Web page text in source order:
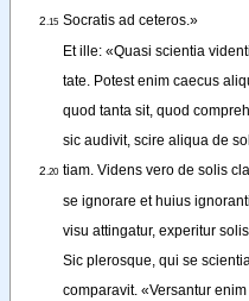
2.15 Socratis ad ceteros.»
Et ille: «Quasi scientia
tate. Potest enim caecus
quod tanta sit, quod
sic audivit, scire aliqua de
2.20 tiam. Videns vero de solis
se ignorare et huius
visu attingatur, experitur solis
Sic plerosque, qui se
comparavit. «Versantur enim